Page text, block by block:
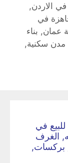
الاردن,
في
عمان, بناء
مدن سكنية,
في
الغرف
بركسات,